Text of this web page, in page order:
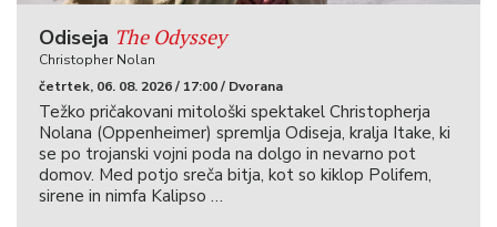
Odiseja The Odyssey
Christopher Nolan
četrtek, 06. 08. 2026 / 17:00 / Dvorana
Težko pričakovani mitološki spektakel Christopherja
Nolana (Oppenheimer) spremlja Odiseja, kralja Itake, ki
se po trojanski vojni poda na dolgo in nevarno pot
domov. Med potjo sreča bitja, kot so kiklop Polifem,
sirene in nimfa Kalipso …